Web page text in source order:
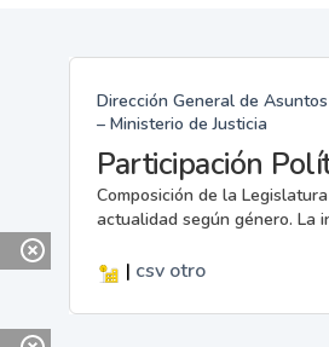
Dirección General de
– Ministerio de Justicia
Participación
Composición de la
actualidad según género. La
| csv otro